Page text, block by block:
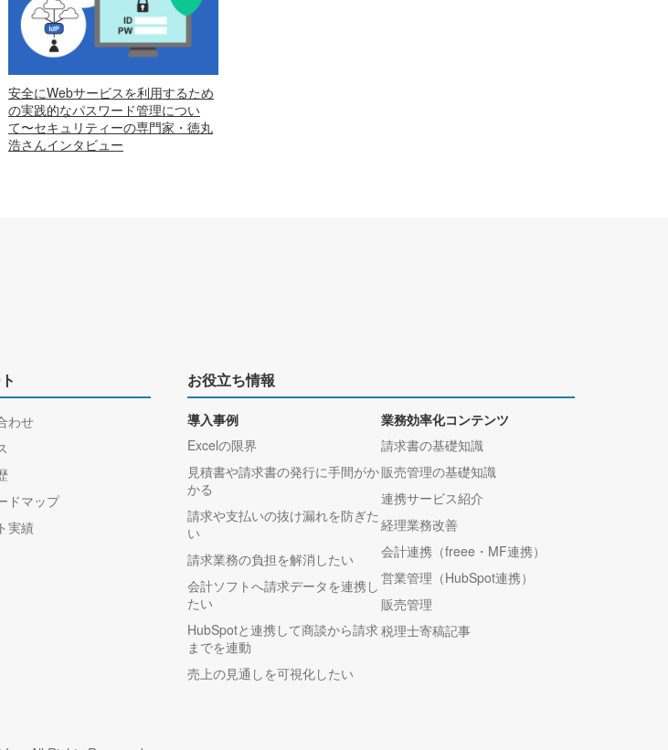
安全にWebサービスを利用するため
の実践的なパスワード管理につい
て〜セキュリティーの専門家・徳丸
浩さんインタビュー
わせ
ドマップ
実績
お役立ち情報
導入事例
Excelの限界
見積書や請求書の発行に手間がか
かる
請求や支払いの抜け漏れを防ぎた
い
請求業務の負担を解消したい
会計ソフトへ請求データを連携し
たい
HubSpotと連携して商談から請求
までを連動
売上の見通しを可視化したい
業務効率化コンテンツ
請求書の基礎知識
販売管理の基礎知識
連携サービス紹介
経理業務改善
会計連携（freee・MF連携）
営業管理（HubSpot連携）
販売管理
税理士寄稿記事